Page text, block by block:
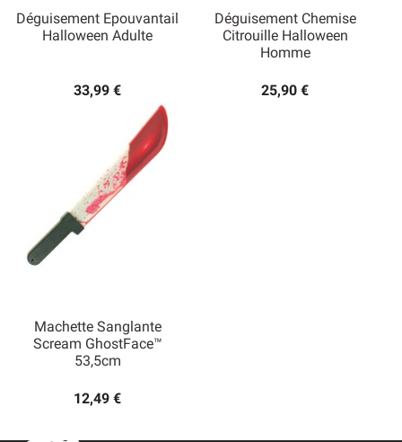
Déguisement Epouvantail
Halloween Adulte
33,99 €
Déguisement Chemise
Citrouille Halloween
Homme
25,90 €
Machette Sanglante
Scream GhostFace™
53,5cm
12,49 €